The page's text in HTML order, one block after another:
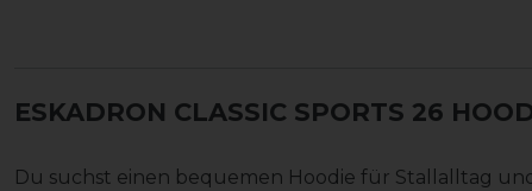
ESKADRON CLASSIC SPORTS 26
Du suchst einen bequemen Hoodie für Stallalltag